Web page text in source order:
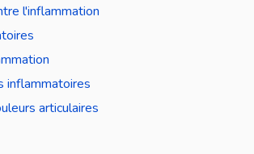
l'inflammation
inflammatoires
articulaires